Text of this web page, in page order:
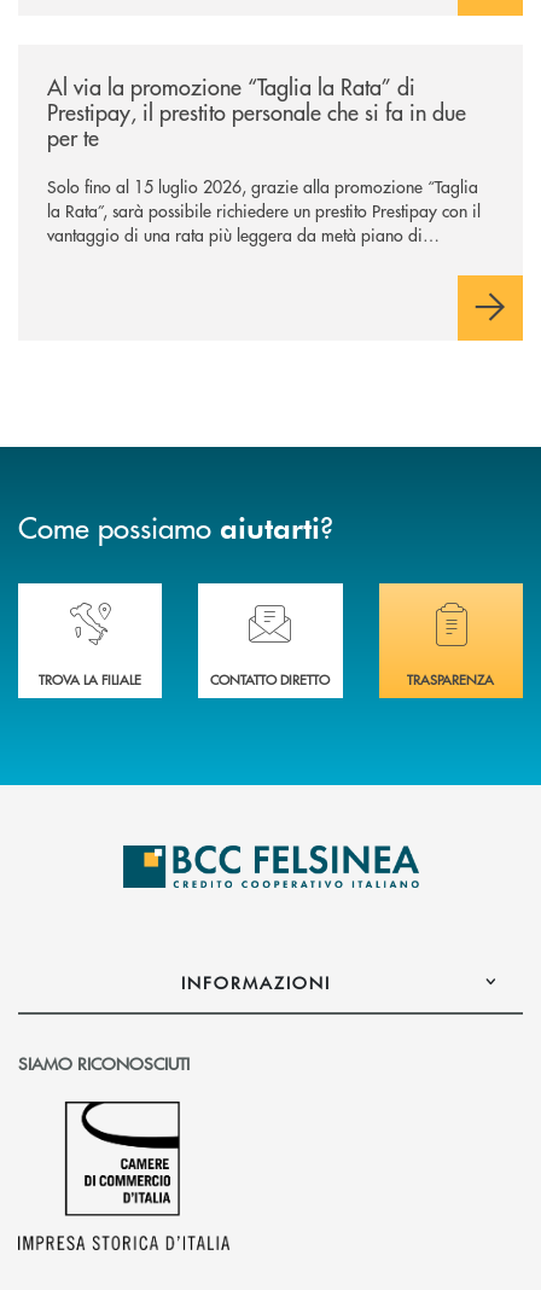
Al via la promozione “Taglia la Rata” di
Prestipay, il prestito personale che si fa in due
per te
Solo fino al 15 luglio 2026, grazie alla promozione “Taglia
la Rata”, sarà possibile richiedere un prestito Prestipay con il
vantaggio di una rata più leggera da metà piano di
Come possiamo aiutarti?
Accedi all' elenco completo delle nostre&nbsp; filiali .
TROVA LA FILIALE
Ti serve assistenza immediata? Contattaci!
CONTATTO DIRETTO
Hai bisogno di
TRASPARENZA
INFORMAZIONI
SIAMO RICONOSCIUTI